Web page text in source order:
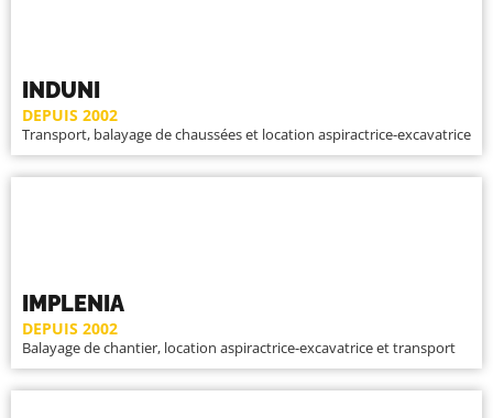
INDUNI
DEPUIS 2002
Transport, balayage de chaussées et location aspiractrice-excavatrice
IMPLENIA
DEPUIS 2002
Balayage de chantier, location aspiractrice-excavatrice et transport